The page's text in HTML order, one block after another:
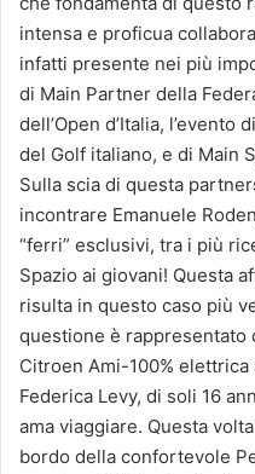
intensa e proficua
infatti presente nei più
di Main Partner della
dell’Open d’Italia,
del Golf italiano, e di Main
Sulla scia di questa
incontrare Emanuele
“ferri” esclusivi, tra i più
Spazio ai giovani! Questa
risulta in questo caso più
questione è rappresentato
Citroen Ami-100%
Federica Levy, di soli 16
ama viaggiare. Questa
bordo della confortevole